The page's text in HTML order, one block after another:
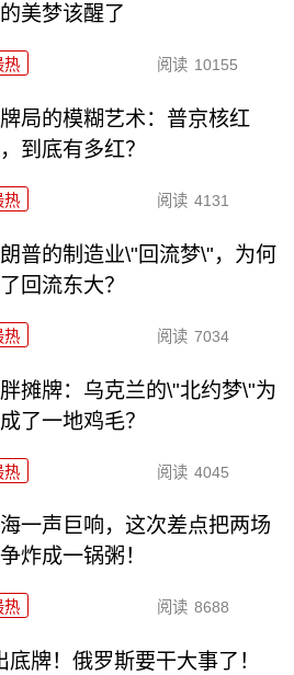
美梦该醒了
热 阅读 10155
局的模糊艺术：普京核红
到底有多红？
热 阅读 4131
普的制造业\"回流梦\"，为何
回流东大？
热 阅读 7034
摊牌：乌克兰的\"北约梦\"为
了一地鸡毛？
热 阅读 4045
一声巨响，这次差点把两场
炸成一锅粥！
热 阅读 8688
牌！俄罗斯要干大事了！